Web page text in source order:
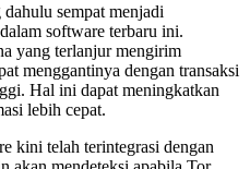
sempat menjadi
software terbaru ini.
yang terlanjur mengirim
menggantinya dengan transaksi
Hal ini dapat meningkatkan
lebih cepat.
kini telah terintegrasi dengan